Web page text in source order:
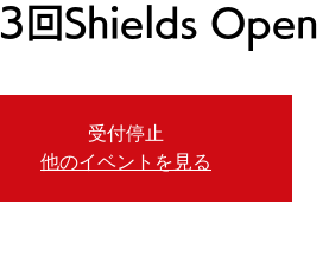
回Shields Open
受付停止
他のイベントを見る